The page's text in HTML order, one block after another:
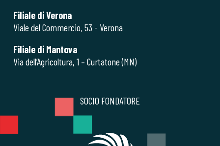
Filiale di Verona
Viale del Commercio, 53 - Verona
Filiale di Mantova
Via dell’Agricoltura, 1 – Curtatone (MN)
SOCIO FONDATORE